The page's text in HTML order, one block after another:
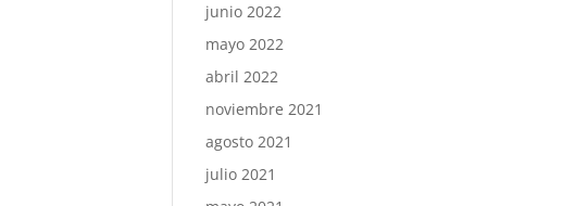
junio 2022
mayo 2022
abril 2022
noviembre 2021
agosto 2021
julio 2021